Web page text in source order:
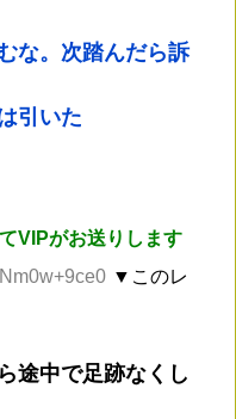
な。次踏んだら訴
引いた
VIPがお送りします
▼このレ
途中で足跡なくし